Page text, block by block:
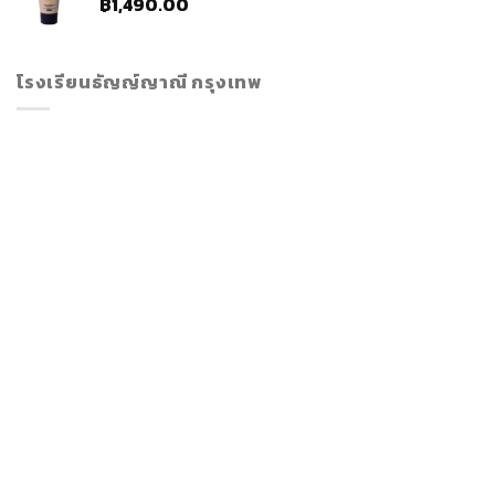
โรงเรียนธัญญ์ญาณี กรุงเทพ